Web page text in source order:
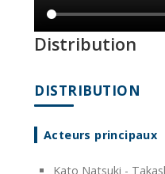
Distribution
DISTRIBUTION
Acteurs principaux
Kato Natsuki -